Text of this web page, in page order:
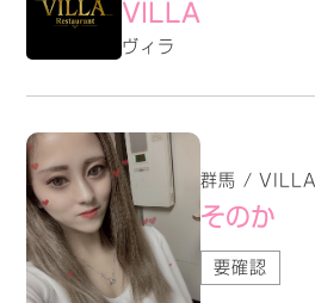
VILLA
ヴィラ
群馬 / VILLA
そのか
要確認